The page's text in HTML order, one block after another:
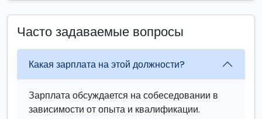
Часто задаваемые вопросы
Какая зарплата на этой должности?
Зарплата обсуждается на собеседовании в
зависимости от опыта и квалификации.